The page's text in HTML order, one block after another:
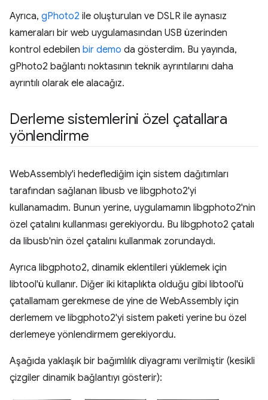
Ayrıca, gPhoto2 ile oluşturulan ve DSLR ile aynasız
kameraları bir web uygulamasından USB üzerinden
kontrol edebilen bir demo da gösterdim. Bu yayında,
gPhoto2 bağlantı noktasının teknik ayrıntılarını daha
ayrıntılı olarak ele alacağız.
Derleme sistemlerini özel çatallara
yönlendirme
WebAssembly'i hedeflediğim için sistem dağıtımları
tarafından sağlanan libusb ve libgphoto2'yi
kullanamadım. Bunun yerine, uygulamamın libgphoto2'nin
özel çatalını kullanması gerekiyordu. Bu libgphoto2 çatalı
da libusb'nin özel çatalını kullanmak zorundaydı.
Ayrıca libgphoto2, dinamik eklentileri yüklemek için
libtool'ü kullanır. Diğer iki kitaplıkta olduğu gibi libtool'ü
çatallamam gerekmese de yine de WebAssembly için
derlemem ve libgphoto2'yi sistem paketi yerine bu özel
derlemeye yönlendirmem gerekiyordu.
Aşağıda yaklaşık bir bağımlılık diyagramı verilmiştir (kesikli
çizgiler dinamik bağlantıyı gösterir):